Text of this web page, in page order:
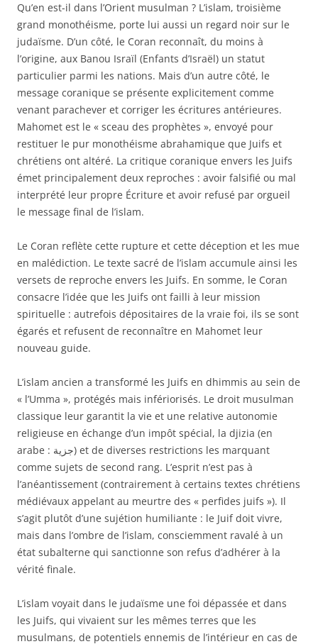
Qu’en est-il dans l’Orient musulman ? L’islam, troisième
grand monothéisme, porte lui aussi un regard noir sur le
judaïsme. D’un côté, le Coran reconnaît, du moins à
l’origine, aux Banou Israïl (Enfants d’Israël) un statut
particulier parmi les nations. Mais d’un autre côté, le
message coranique se présente explicitement comme
venant parachever et corriger les écritures antérieures.
Mahomet est le « sceau des prophètes », envoyé pour
restituer le pur monothéisme abrahamique que Juifs et
chrétiens ont altéré. La critique coranique envers les Juifs
émet principalement deux reproches : avoir falsifié ou mal
interprété leur propre Écriture et avoir refusé par orgueil
le message final de l’islam.
Le Coran reflète cette rupture et cette déception et les mue
en malédiction. Le texte sacré de l’islam accumule ainsi les
versets de reproche envers les Juifs. En somme, le Coran
consacre l’idée que les Juifs ont failli à leur mission
spirituelle : autrefois dépositaires de la vraie foi, ils se sont
égarés et refusent de reconnaître en Mahomet leur
nouveau guide.
L’islam ancien a transformé les Juifs en dhimmis au sein de
« l’Umma », protégés mais infériorisés. Le droit musulman
classique leur garantit la vie et une relative autonomie
religieuse en échange d’un impôt spécial, la djizia (en
arabe : جزية) et de diverses restrictions les marquant
comme sujets de second rang. L’esprit n’est pas à
l’anéantissement (contrairement à certains textes chrétiens
médiévaux appelant au meurtre des « perfides juifs »). Il
s’agit plutôt d’une sujétion humiliante : le Juif doit vivre,
mais dans l’ombre de l’islam, consciemment ravalé à un
état subalterne qui sanctionne son refus d’adhérer à la
vérité finale.
L’islam voyait dans le judaïsme une foi dépassée et dans
les Juifs, qui vivaient sur les mêmes terres que les
musulmans, de potentiels ennemis de l’intérieur en cas de